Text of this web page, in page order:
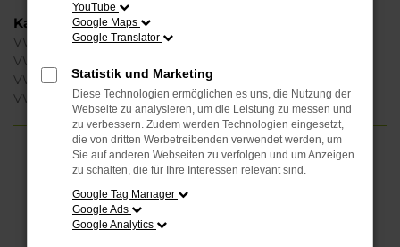
Kategorie
VW T-Roc Gebrauchtwagen Berlin
VW T-Roc Berlin
VW T-Roc Jahreswagen Berlin
VW T-Roc Neuwagen Berlin
FEHLER: NETWORK ERROR
Beim Laden ist ein Fehler aufgetreten.
Hier sind ein paar Tipps, die dir helfen können:
YouTube
Google Maps
Google Translator
Statistik und Marketing
Diese Technologien ermöglichen es uns, die Nutzung der
Webseite zu analysieren, um die Leistung zu messen und
zu verbessern. Zudem werden Technologien eingesetzt,
die von dritten Werbetreibenden verwendet werden, um
Sie auf anderen Webseiten zu verfolgen und um Anzeigen
zu schalten, die für Ihre Interessen relevant sind.
Google Tag Manager
Google Ads
Google Analytics